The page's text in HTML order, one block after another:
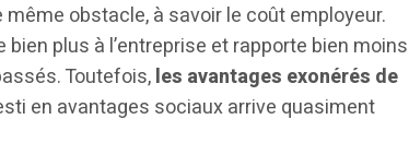
obstacle, à savoir le coût employeur.
plus à l’entreprise et rapporte bien moins
Toutefois,les avantages exonérés de
en avantages sociaux arrive quasiment